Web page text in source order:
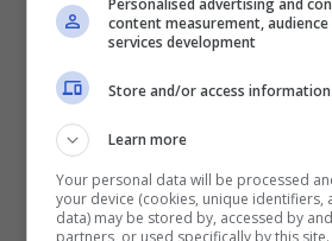
Fuoristrada.it
Tra i primi Paesi al mondo
di più figura certamente la
Paese scandinavo, infatti,
un’automobile vuol dire
Il motivo? In Finlandia
Personalised advertising and
content measurement, audience
services development
Store and/or access
Learn more
Your personal data will be processed
your device (cookies, unique identifiers,
data) may be stored by, accessed by
partners, or used specifically by this